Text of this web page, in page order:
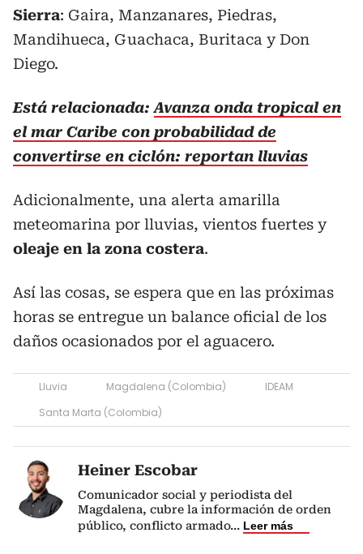
Sierra: Gaira, Manzanares, Piedras,
Mandihueca, Guachaca, Buritaca y Don
Diego.
Está relacionada:Avanza onda tropical en
el mar Caribe con probabilidad de
convertirse en ciclón: reportan lluvias
Adicionalmente, una alerta amarilla
meteomarina por lluvias, vientos fuertes y
oleaje en la zona costera.
Así las cosas, se espera que en las próximas
horas se entregue un balance oficial de los
daños ocasionados por el aguacero.
Lluvia Magdalena (Colombia)
IDEAM
Santa Marta (Colombia)
Heiner Escobar
Comunicador social y periodista del
Magdalena, cubre la información de orden
público, conflicto armado... Leer más